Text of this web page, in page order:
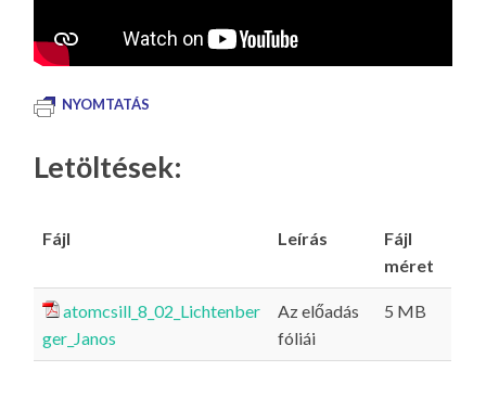
NYOMTATÁS
Letöltések:
Fájl Leírás
Fájl
méret
atomcsill_8_02_Lichtenber
ger_Janos
Az előadás
fóliái
5 MB